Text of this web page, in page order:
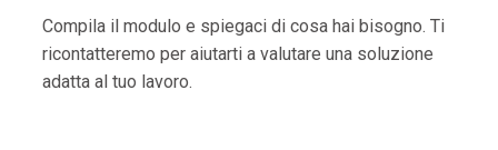
Compila il modulo e spiegaci di cosa hai bisogno. Ti
ricontatteremo per aiutarti a valutare una soluzione
adatta al tuo lavoro.